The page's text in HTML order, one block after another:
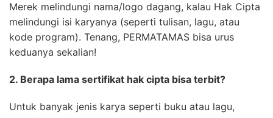
Merek melindungi nama/logo dagang, kalau Hak Cipta
melindungi isi karyanya (seperti tulisan, lagu, atau
kode program). Tenang, PERMATAMAS bisa urus
keduanya sekalian!
2. Berapa lama sertifikat hak cipta bisa terbit?
Untuk banyak jenis karya seperti buku atau lagu,